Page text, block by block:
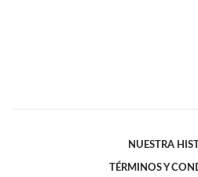
NUESTRA
TÉRMINOS Y